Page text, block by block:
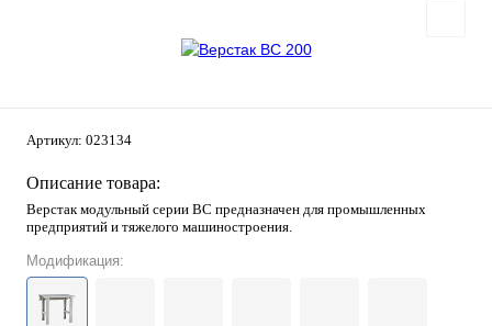
Артикул: 023134
Описание товара:
Верстак модульный серии ВС предназначен для промышленных
предприятий и тяжелого машиностроения.
Модификация: